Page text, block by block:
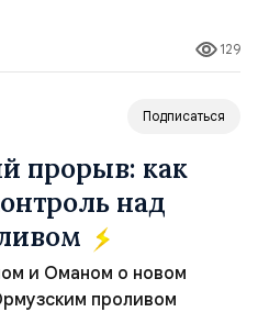
обманчивую видимость
страны“ и выносит
вооружении на
129
Подписаться
прорыв: как
над
и Оманом о новом
проливом